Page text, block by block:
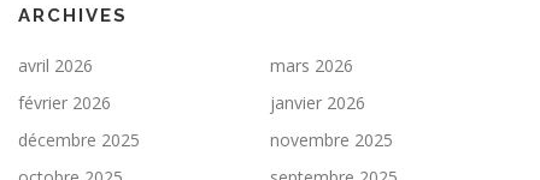
ARCHIVES
avril 2026
mars 2026
février 2026
janvier 2026
décembre 2025
novembre 2025